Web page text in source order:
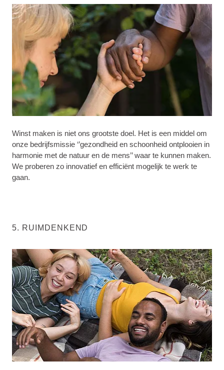
Winst maken is niet ons grootste doel. Het is een middel om
onze bedrijfsmissie ‘’gezondheid en schoonheid ontplooien in
harmonie met de natuur en de mens’’ waar te kunnen maken.
We proberen zo innovatief en efficiënt mogelijk te werk te
gaan.
5. RUIMDENKEND